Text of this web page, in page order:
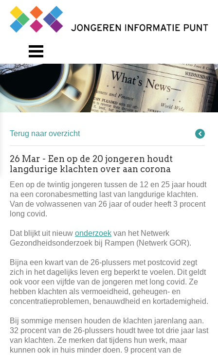
Terug naar overzicht
26 Mar - Een op de 20 jongeren houdt
langdurige klachten over aan corona
Een op de twintig jongeren tussen de 12 en 25 jaar houdt
na een coronabesmetting last van langdurige klachten.
Van de volwassenen van 26 jaar of ouder heeft 3 procent
long covid.
Dat blijkt uit nieuw onderzoek van het Netwerk
Gezondheidsonderzoek bij Rampen (Netwerk GOR).
Bijna een kwart van de 26-plussers met postcovid zegt
zich in het dagelijks leven erg beperkt te voelen. Dit geldt
ook voor een vijfde van de jongeren met long covid. Ze
hebben klachten als vermoeidheid, geheugen- en
concentratieproblemen, benauwdheid en kortademigheid.
Bij sommige mensen houden de klachten jarenlang aan.
32 procent van de 26-plussers houdt twee tot drie jaar last
van klachten. Ze merken dat tijdens hun werk, maar
kunnen ook in huis minder doen. 9 procent van de